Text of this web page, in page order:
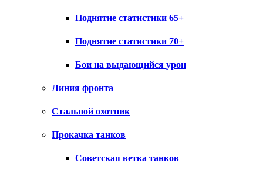
Поднятие статистики 65+
Поднятие статистики 70+
Бои на выдающийся урон
Линия фронта
Стальной охотник
Прокачка танков
Советская ветка танков